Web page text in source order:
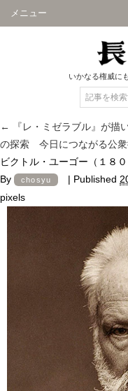
メニュー
いかなる権威に
←
『レ・ミゼラブル』が
の探索 今日につながる公衆
ビクトル・ユーゴー（１８０
By
chosyu | Published
pixels